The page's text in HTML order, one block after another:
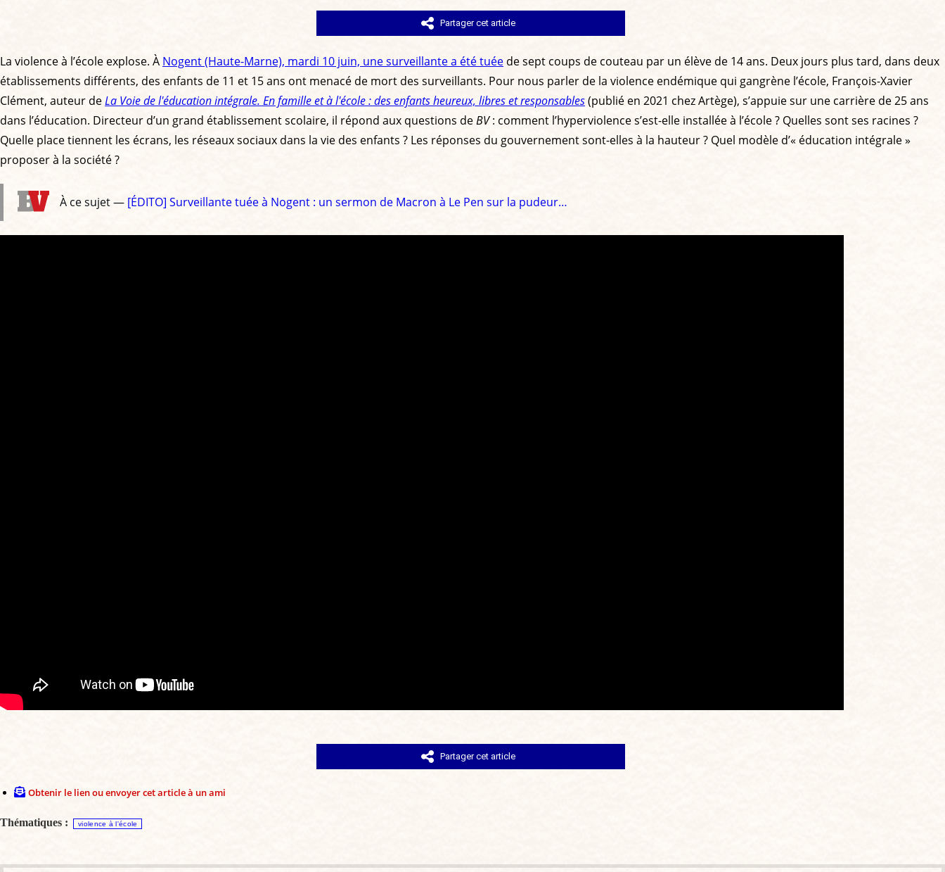
Partager cet article
La violence à l’école explose. À Nogent (Haute-Marne), mardi 10 juin, une surveillante a été tuée de sept coups de couteau par un élève de 14 ans. Deux jours plus tard, dans deux
établissements différents, des enfants de 11 et 15 ans ont menacé de mort des surveillants. Pour nous parler de la violence endémique qui gangrène l’école, François-Xavier
Clément, auteur deLa Voie de l'éducation intégrale. En famille et à l'école : des enfants heureux, libres et responsables(publié en 2021 chez Artège), s’appuie sur une carrière de 25 ans
dans l’éducation. Directeur d’un grand établissement scolaire, il répond aux questions deBV: comment l’hyperviolence s’est-elle installée à l’école ? Quelles sont ses racines ?
Quelle place tiennent les écrans, les réseaux sociaux dans la vie des enfants ? Les réponses du gouvernement sont-elles à la hauteur ? Quel modèle d’« éducation intégrale »
proposer à la société ?
À ce sujet — [ÉDITO] Surveillante tuée à Nogent : un sermon de Macron à Le Pen sur la pudeur…
Partager cet article
Obtenir le lien ou envoyer cet article à un ami
Thématiques : violence à l'école